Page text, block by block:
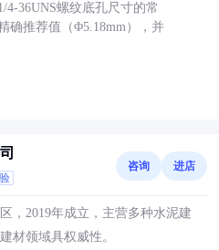
4-36UNS螺纹底孔尺寸的常
确推荐值（Φ5.18mm），并
咨询 进店
，2019年成立，主营多种水泥建
材领域具权威性。